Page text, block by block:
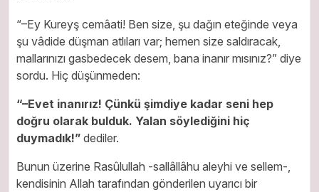
“–Ey Kureyş cemâati! Ben size, şu dağın eteğinde veya
şu vâdide düşman atlıları var; hemen size saldıracak,
mallarınızı gasbedecek desem, bana inanır mısınız?” diye
sordu. Hiç düşünmeden:
“–Evet inanırız! Çünkü şimdiye kadar seni hep
doğru olarak bulduk. Yalan söylediğini hiç
duymadık!” dediler.
Bunun üzerine Rasûlullah -sallâllâhu aleyhi ve sellem-,
kendisinin Allah tarafından gönderilen uyarıcı bir